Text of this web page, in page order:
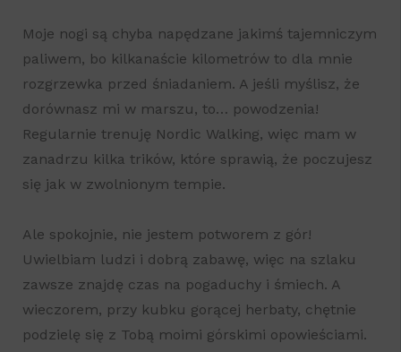
Moje nogi są chyba napędzane jakimś tajemniczym
paliwem, bo kilkanaście kilometrów to dla mnie
rozgrzewka przed śniadaniem. A jeśli myślisz, że
dorównasz mi w marszu, to… powodzenia!
Regularnie trenuję Nordic Walking, więc mam w
zanadrzu kilka trików, które sprawią, że poczujesz
się jak w zwolnionym tempie.
Ale spokojnie, nie jestem potworem z gór!
Uwielbiam ludzi i dobrą zabawę, więc na szlaku
zawsze znajdę czas na pogaduchy i śmiech. A
wieczorem, przy kubku gorącej herbaty, chętnie
podzielę się z Tobą moimi górskimi opowieściami.